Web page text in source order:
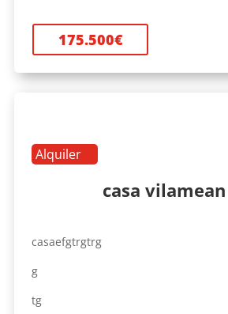
175.500€
Alquiler
casa vilamean
casaefgtrgtrg
g
tg